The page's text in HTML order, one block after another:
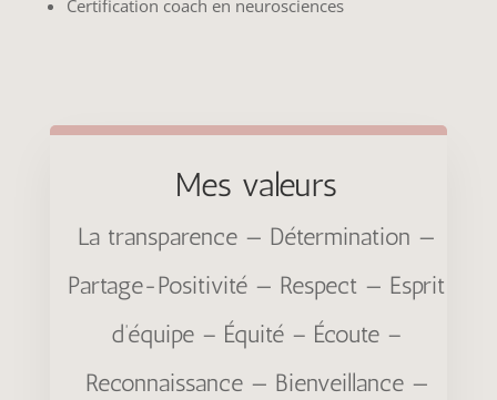
Certification coach en neurosciences
Mes valeurs
La transparence — Détermination —
Partage-Positivité — Respect — Esprit
d’équipe – Équité – Écoute –
Reconnaissance — Bienveillance —